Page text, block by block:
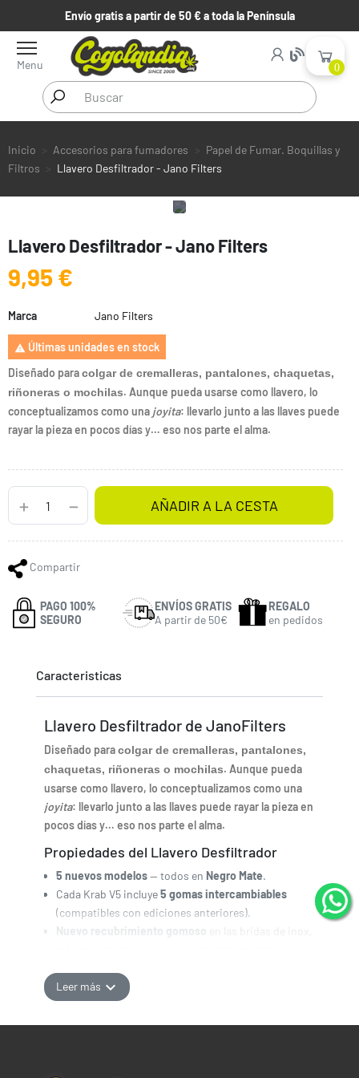
Envío gratis a partir de 50 € a toda la Península
Menu 0
Inicio Accesorios para fumadores
Papel de Fumar. Boquillas y
Filtros
Llavero Desfiltrador - Jano Filters
Llavero Desfiltrador - Jano Filters
9,95 €
Marca Jano Filters
 Últimas unidades en stock
Diseñado paracolgar de cremalleras, pantalones, chaquetas,
riñoneras o mochilas. Aunque pueda usarse como llavero, lo
conceptualizamos como una joyita: llevarlo junto a las llaves puede
rayar la pieza en pocos días y… eso nos parte el alma.
AÑADIR A LA CESTA
Compartir
PAGO 100%
SEGURO
ENVÍOS GRATIS
A partir de 50€
REGALO
en pedidos
Caracteristicas
Llavero Desfiltrador de JanoFilters
Diseñado paracolgar de cremalleras, pantalones,
chaquetas, riñoneras o mochilas. Aunque pueda
usarse como llavero, lo conceptualizamos como una
joyita: llevarlo junto a las llaves puede rayar la pieza en
pocos días y… eso nos parte el alma.
Propiedades del Llavero Desfiltrador
5 nuevos modelos— todos en Negro Mate.
Cada Krab V5 incluye5 gomas intercambiables
(compatibles con ediciones anteriores).
Nuevo recubrimiento gomoso
Misma aleación de aluminio desde la edición II:
flexible y resistente.
¿Qué incluye?
Leer más expand_more